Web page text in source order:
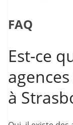
FAQ
Est-ce
à